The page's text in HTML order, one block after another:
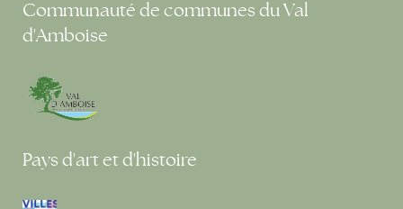
Communauté de communes du Val
d'Amboise
Pays d'art et d'histoire